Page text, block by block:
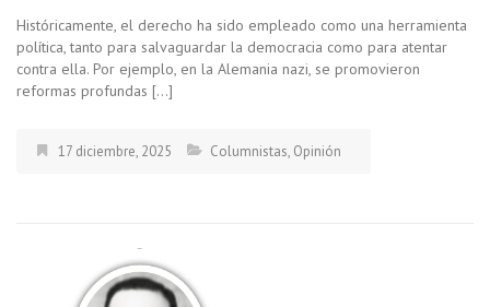
Históricamente, el derecho ha sido empleado como una herramienta
política, tanto para salvaguardar la democracia como para atentar
contra ella. Por ejemplo, en la Alemania nazi, se promovieron
reformas profundas […]
17 diciembre, 2025 Columnistas, Opinión